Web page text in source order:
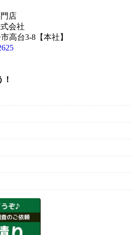
店
会社
高台3-8【本社】